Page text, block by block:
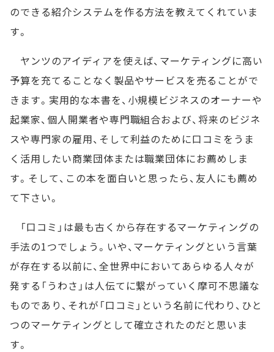
のできる紹介システムを作る方法を教えてくれていま
す。
ヤンツのアイディアを使えば、マーケティングに高い
予算を充てることなく製品やサービスを売ることがで
きます。実用的な本書を、小規模ビジネスのオーナーや
起業家、個人開業者や専門職組合および、将来のビジネ
スや専門家の雇用、そして利益のために口コミをうま
く活用したい商業団体または職業団体にお薦めしま
す。そして、この本を面白いと思ったら、友人にも薦め
て下さい。
「口コミ」は最も古くから存在するマーケティングの
手法の1つでしょう。いや、マーケティングという言葉
が存在する以前に、全世界中においてあらゆる人々が
発する「うわさ」は人伝てに繋がっていく摩可不思議な
ものであり、それが「口コミ」という名前に代わり、ひと
つのマーケティングとして確立されたのだと思いま
す。